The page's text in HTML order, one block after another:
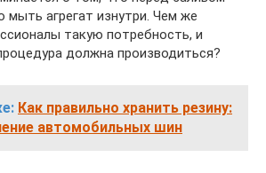
мыть агрегат изнутри. Чем же
такую потребность, и
должна производиться?
Как правильно хранить резину:
автомобильных шин